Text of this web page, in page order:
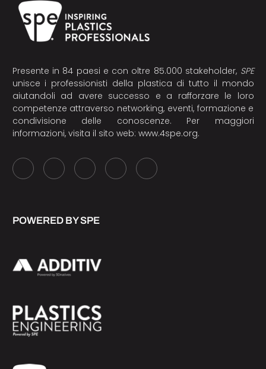
Presente in 84 paesi e con oltre 85.000 stakeholder, SPE
unisce i professionisti della plastica di tutto il mondo
aiutandoli ad avere successo e a rafforzare le loro
competenze attraverso networking, eventi, formazione e
condivisione delle conoscenze. Per maggiori
informazioni, visita il sito web: www.4spe.org.
POWERED BY SPE